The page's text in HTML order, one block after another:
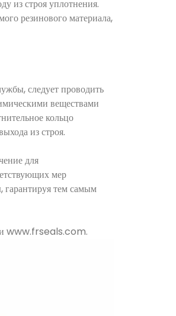
из строя уплотнения.
резинового материала,
следует проводить
веществами
кольцо
из строя.
для
мер
тем самым
www.frseals.com.